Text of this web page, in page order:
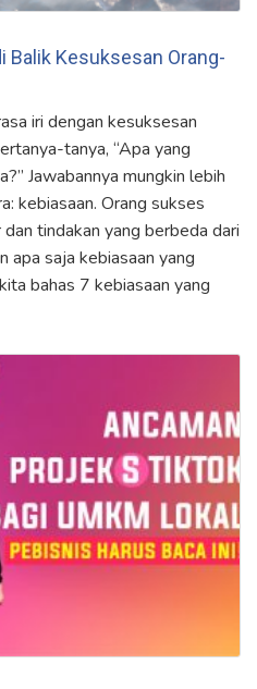
Balik Kesuksesan Orang-
iri dengan kesuksesan
tanya, “Apa yang
Jawabannya mungkin lebih
kebiasaan. Orang sukses
tindakan yang berbeda dari
apa saja kebiasaan yang
bahas 7 kebiasaan yang